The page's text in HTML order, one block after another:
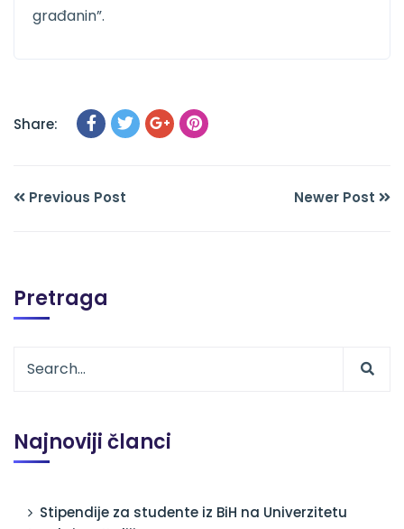
građanin”.
Share:
Previous Post Newer Post
Pretraga
Najnoviji članci
Stipendije za studente iz BiH na Univerzitetu